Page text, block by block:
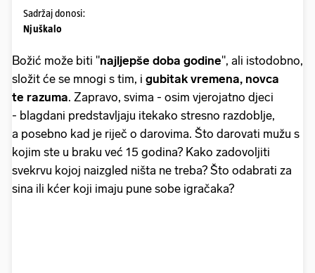
Sadržaj donosi:
Njuškalo
Božić može biti "najljepše doba godine", ali istodobno,
složit će se mnogi s tim, i gubitak vremena, novca
te razuma. Zapravo, svima - osim vjerojatno djeci
- blagdani predstavljaju itekako stresno razdoblje,
a posebno kad je riječ o darovima. Što darovati mužu s
kojim ste u braku već 15 godina? Kako zadovoljiti
svekrvu kojoj naizgled ništa ne treba? Što odabrati za
sina ili kćer koji imaju pune sobe igračaka?